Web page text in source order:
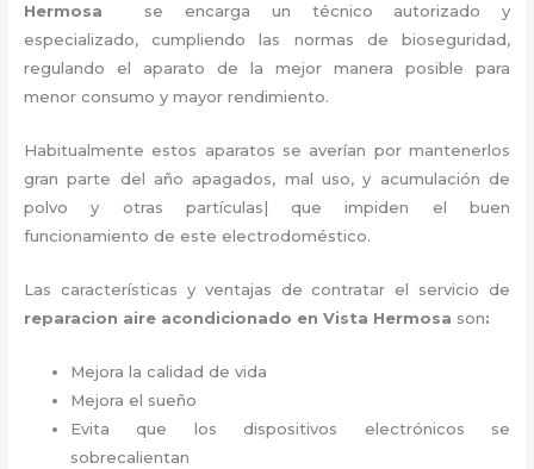
Hermosa
se encarga un técnico autorizado y
especializado, cumpliendo las normas de bioseguridad,
regulando el aparato de la mejor manera posible para
menor consumo y mayor rendimiento.
Habitualmente estos aparatos se averían por mantenerlos
gran parte del año apagados, mal uso, y acumulación de
polvo y otras partículas| que impiden el buen
funcionamiento de este electrodoméstico.
Las características y ventajas de contratar el servicio de
reparacion aire acondicionado en Vista Hermosa son:
Mejora la calidad de vida
Mejora el sueño
Evita que los dispositivos electrónicos se
sobrecalientan